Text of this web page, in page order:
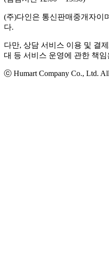
(주)다인은 통신판매중개자이
다.
다만, 상담 서비스 이용 및 결
대 등 서비스 운영에 관한 책
ⓒ Humart Company Co., Ltd. All